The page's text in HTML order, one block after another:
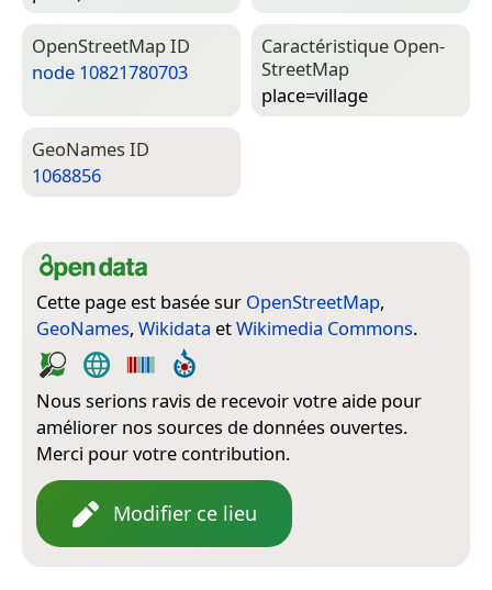
Open­Street­Map ID
node 10821780703
Caractéristique Open­
Street­Map
place=­village
Geo­Names ID
1068856
Cette page est basée sur OpenStreetMap,
GeoNames, Wikidata etWikimedia Commons.
Nous serions ravis de recevoir votre aide pour
améliorer nos sources de données ouvertes.
Merci pour votre contribution.
Modifier ce lieu